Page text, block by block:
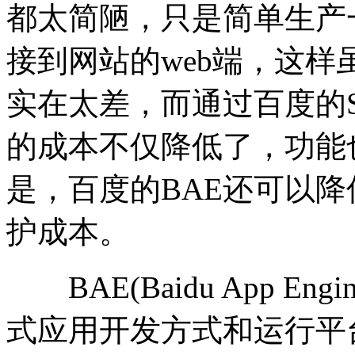
都太简陋，只是简单生
接到网站的web端，这样
实在太差，而通过百度
的成本不仅降低了，功
是，百度的BAE还可以
护成本。
BAE(Baidu App
式应用开发方式和运行